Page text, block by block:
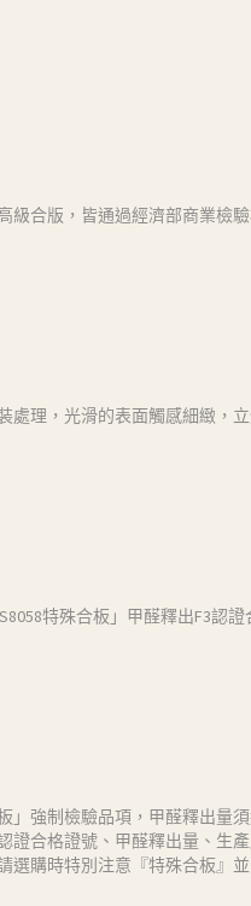
合版，皆通過經濟部商業檢
理，光滑的表面觸感細緻，
特殊合板」甲醛釋出F3認
」強制檢驗品項，甲醛釋出量
證合格證號、甲醛釋出量、生
購時特別注意『特殊合板』